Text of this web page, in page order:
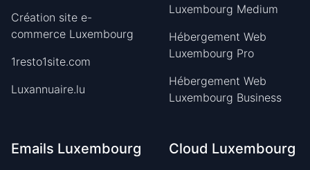
Création site e-
commerce Luxembourg
1resto1site.com
Luxannuaire.lu
Luxembourg Medium
Hébergement Web
Luxembourg Pro
Hébergement Web
Luxembourg Business
Emails Luxembourg Cloud Luxembourg